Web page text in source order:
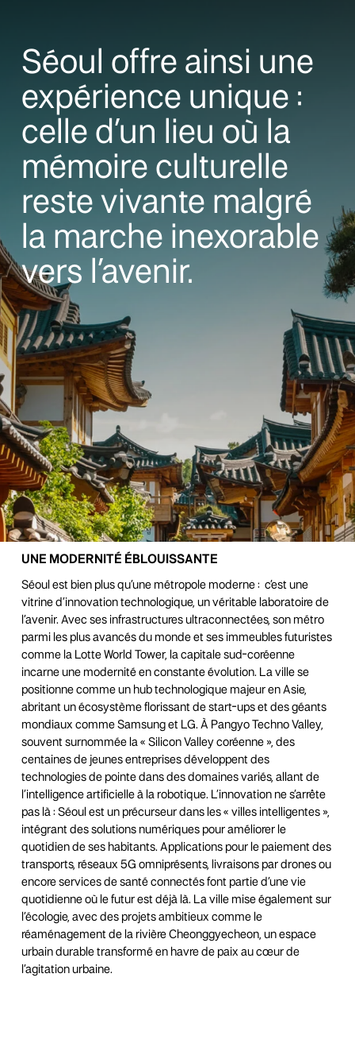
Séoul offre ainsi une
expérience unique :
celle d’un lieu où la
mémoire culturelle
reste vivante malgré
la marche inexorable
vers l’avenir.
UNE MODERNITÉ ÉBLOUISSANTE
Séoul est bien plus qu’une métropole moderne : c’est une
vitrine d’innovation technologique, un véritable laboratoire de
l’avenir. Avec ses infrastructures ultraconnectées, son métro
parmi les plus avancés du monde et ses immeubles futuristes
comme la Lotte World Tower, la capitale sud-coréenne
incarne une modernité en constante évolution. La ville se
positionne comme un hub technologique majeur en Asie,
abritant un écosystème florissant de start-ups et des géants
mondiaux comme Samsung et LG. À Pangyo Techno Valley,
souvent surnommée la « Silicon Valley coréenne », des
centaines de jeunes entreprises développent des
technologies de pointe dans des domaines variés, allant de
l’intelligence artificielle à la robotique. L’innovation ne s’arrête
pas là : Séoul est un précurseur dans les « villes intelligentes »,
intégrant des solutions numériques pour améliorer le
quotidien de ses habitants. Applications pour le paiement des
transports, réseaux 5G omniprésents, livraisons par drones ou
encore services de santé connectés font partie d’une vie
quotidienne où le futur est déjà là. La ville mise également sur
l’écologie, avec des projets ambitieux comme le
réaménagement de la rivière Cheonggyecheon, un espace
urbain durable transformé en havre de paix au cœur de
l’agitation urbaine.